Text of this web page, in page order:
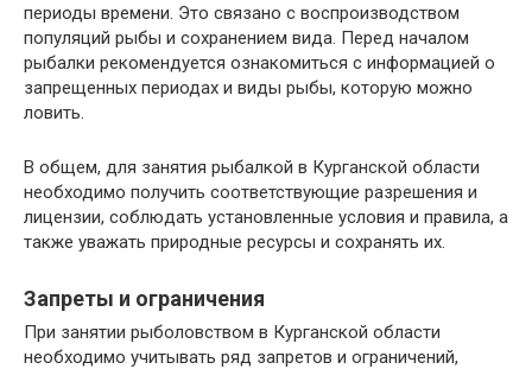
периоды времени. Это связано с воспроизводством
популяций рыбы и сохранением вида. Перед началом
рыбалки рекомендуется ознакомиться с информацией о
запрещенных периодах и виды рыбы, которую можно
ловить.
В общем, для занятия рыбалкой в Курганской области
необходимо получить соответствующие разрешения и
лицензии, соблюдать установленные условия и правила, а
также уважать природные ресурсы и сохранять их.
Запреты и ограничения
При занятии рыболовством в Курганской области
необходимо учитывать ряд запретов и ограничений,